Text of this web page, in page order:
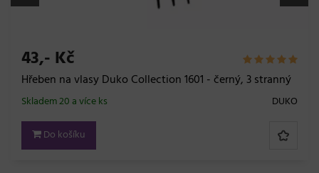
43,- Kč
Hřeben na vlasy Duko Collection 1601 - černý, 3 stranný
DUKO
Skladem 20 a více ks
Do košíku